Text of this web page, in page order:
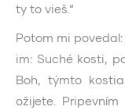
ty to vieš.“
Potom mi
im: Suché kosti,
Boh, týmto
ožijete.